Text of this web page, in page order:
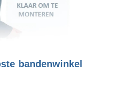
bandenwinkel